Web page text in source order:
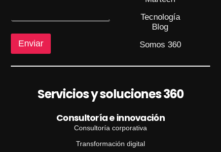
Tecnología
Blog
Somos 360
e
Enviar
Servicios y soluciones 360
Consultoría e innovación
Consultoría corporativa
Transformación digital